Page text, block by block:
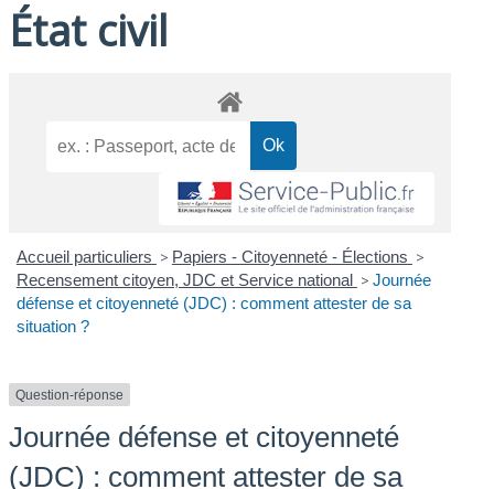
État civil
Accueil particuliers > Papiers - Citoyenneté - Élections >
Recensement citoyen, JDC et Service national > Journée
défense et citoyenneté (JDC) : comment attester de sa
situation ?
Question-réponse
Journée défense et citoyenneté
(JDC) : comment attester de sa